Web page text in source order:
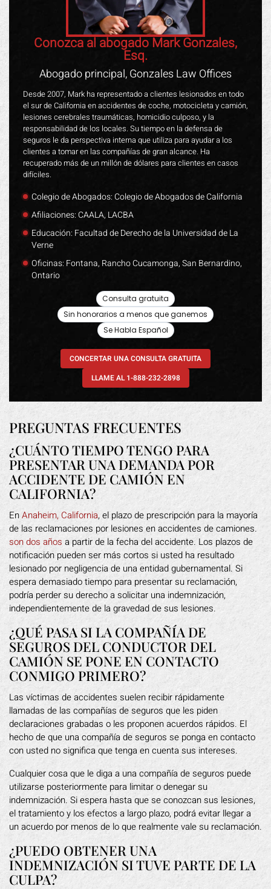
Conozca al abogado Mark Gonzales,
Esq.
Abogado principal, Gonzales Law Offices
Desde 2007, Mark ha representado a clientes lesionados en todo
el sur de California en accidentes de coche, motocicleta y camión,
lesiones cerebrales traumáticas, homicidio culposo, y la
responsabilidad de los locales. Su tiempo en la defensa de
seguros le da perspectiva interna que utiliza para ayudar a los
clientes a tomar en las compañías de gran alcance. Ha
recuperado más de un millón de dólares para clientes en casos
difíciles.
Colegio de Abogados: Colegio de Abogados de California
Afiliaciones: CAALA, LACBA
Educación: Facultad de Derecho de la Universidad de La
Verne
Oficinas: Fontana, Rancho Cucamonga, San Bernardino,
Ontario
Consulta gratuita
Sin honorarios a menos que ganemos
Se Habla Español
CONCERTAR UNA CONSULTA GRATUITA
LLAME AL 1-888-232-2898
PREGUNTAS FRECUENTES
¿CUÁNTO TIEMPO TENGO PARA
PRESENTAR UNA DEMANDA POR
ACCIDENTE DE CAMIÓN EN
CALIFORNIA?
EnAnaheim, California, el plazo de prescripción para la mayoría
de las reclamaciones por lesiones en accidentes de camiones.
son dos añosa partir de la fecha del accidente. Los plazos de
notificación pueden ser más cortos si usted ha resultado
lesionado por negligencia de una entidad gubernamental. Si
espera demasiado tiempo para presentar su reclamación,
podría perder su derecho a solicitar una indemnización,
independientemente de la gravedad de sus lesiones.
¿QUÉ PASA SI LA COMPAÑÍA DE
SEGUROS DEL CONDUCTOR DEL
CAMIÓN SE PONE EN CONTACTO
CONMIGO PRIMERO?
Las víctimas de accidentes suelen recibir rápidamente
llamadas de las compañías de seguros que les piden
declaraciones grabadas o les proponen acuerdos rápidos. El
hecho de que una compañía de seguros se ponga en contacto
con usted no significa que tenga en cuenta sus intereses.
Cualquier cosa que le diga a una compañía de seguros puede
utilizarse posteriormente para limitar o denegar su
indemnización. Si espera hasta que se conozcan sus lesiones,
el tratamiento y los efectos a largo plazo, podrá evitar llegar a
un acuerdo por menos de lo que realmente vale su reclamación.
¿PUEDO OBTENER UNA
INDEMNIZACIÓN SI TUVE PARTE DE LA
CULPA?